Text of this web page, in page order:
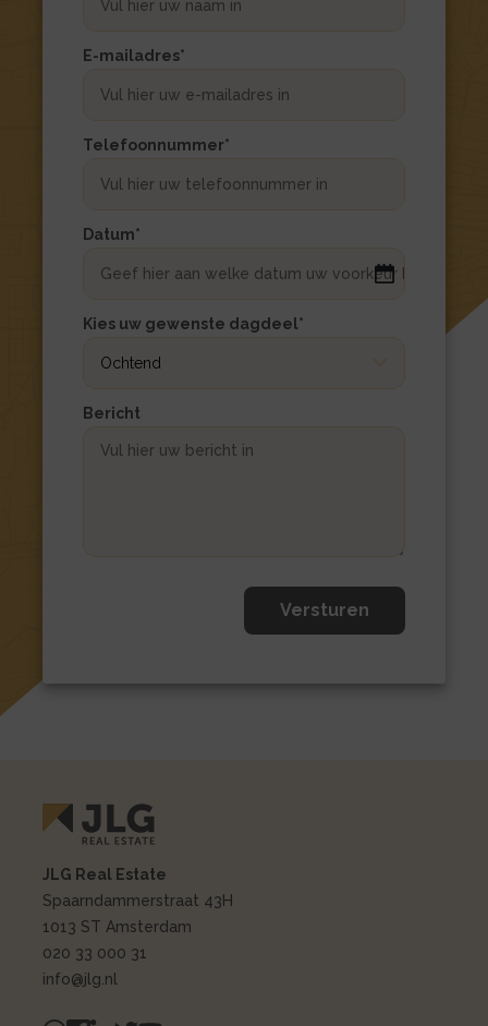
het
van
het
Woning
E-mailadres*
Telefoonnummer*
Datum*
Kies uw gewenste dagdeel*
Bericht
JLG Real Estate
Spaarndammerstraat 43H
1013 ST Amsterdam
020 33 000 31
info@jlg.nl